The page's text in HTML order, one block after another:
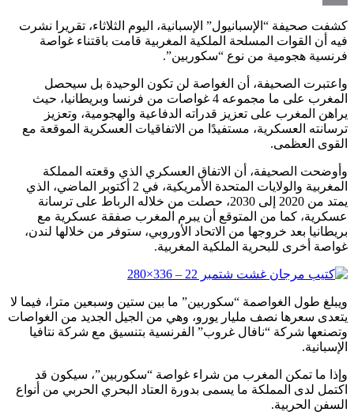
Email
كشفت صحيفة “الإسبانيول” الإسبانية، اليوم الثلاثاء، تقريرا نشرت
فيه أن القوات المسلحة الملكية المغربية قامت باقتناء غواصة
فرنسية هجومية من نوع “سكوربين”.
واعتبرت الصحيفة، أن الغواصة لن تكون الوحيدة بل سيحصل
المغرب على ما مجموعه 4 غواصات من فرنسا وبريطانيا، حيث
يراهن المغرب على تعزيز قدراته الدفاعية والهجومية، وتعزيز
ترسانته العسكرية، مستفيدًا من الاتفاقيات العسكرية الموقعة مع
القوى العظمى.
وأوضحت الصحيفة، أن الاتفاق العسكري الذي وقعته المملكة
المغربية والولايات المتحدة الأمريكية، في 2 أكتوبر الماضي، الذي
يمتد من 2020 إلى 2030، حصلت من خلاله الرباط على ترسانة
عسكرية، كما من المتوقع أن يبرم المغرب صفقة عسكرية مع
بريطانيا بعد خروجها من الاتحاد الأوروبي، ستوفر من خلالها لندن،
غواصة أخرى للبحرية الملكية المغربية.
ويبلغ طول الغواصمة “سكوربين” ما بين ستين وسبعين مترا، فيما لا
يتعدى سعرها نصف مليار يورو، وهي من الجيل الجديد من الغواصات
وتصنعها شركة “نافال غروب” الفرنسية بتنسيق مع شركة نتافيا
الإسبانية.
وإذا ما تمكن المغرب من شراء غواصة “سكوربين”، سيكون قد
اكتمل لدى المملكة ما يسمى بدورة العتاد البحري الحربي من أنواع
السفن الحربية.